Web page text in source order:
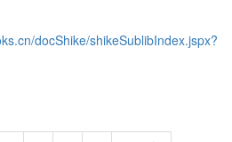
docShike/shikeSublibIndex.jspx?